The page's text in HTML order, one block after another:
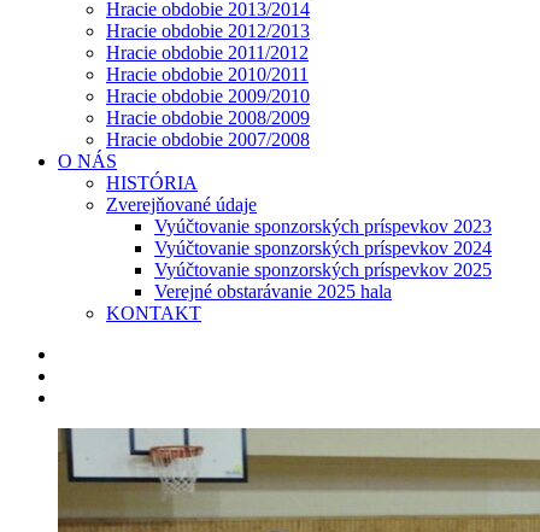
Hracie obdobie 2013/2014
Hracie obdobie 2012/2013
Hracie obdobie 2011/2012
Hracie obdobie 2010/2011
Hracie obdobie 2009/2010
Hracie obdobie 2008/2009
Hracie obdobie 2007/2008
O NÁS
HISTÓRIA
Zverejňované údaje
Vyúčtovanie sponzorských príspevkov 2023
Vyúčtovanie sponzorských príspevkov 2024
Vyúčtovanie sponzorských príspevkov 2025
Verejné obstarávanie 2025 hala
KONTAKT